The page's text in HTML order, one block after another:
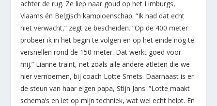
achter de rug. Ze liep naar goud op het Limburgs,
Vlaams én Belgisch kampioenschap. “Ik had dat echt
niet verwacht,” zegt ze bescheiden. “Op de 400 meter
probeer ik in het begin te volgen en op het einde nog te
versnellen rond de 150 meter. Dat werkt goed voor
mij.” Lianne traint, net zoals alle andere atleten die we
hier vernoemen, bij coach Lotte Smets. Daarnaast is er
de steun van haar eigen papa, Stijn Jans. “Lotte maakt
schema’s en let op mijn techniek, wat wel echt helpt. En